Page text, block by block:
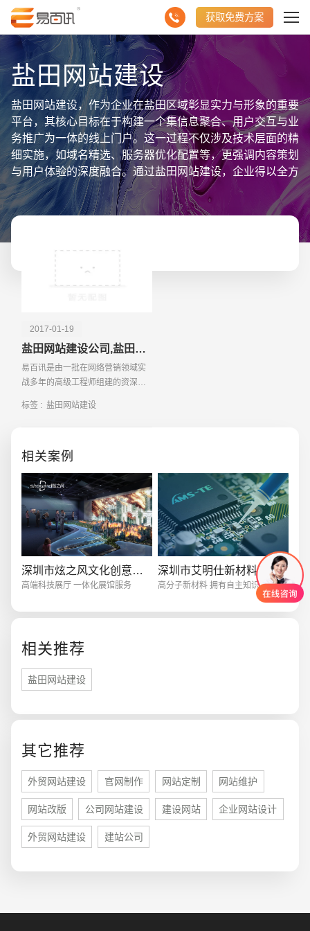
获取免费方案
盐田网站建设
盐田网站建设，作为企业在盐田区域彰显实力与形象的重要
平台，其核心目标在于构建一个集信息聚合、用户交互与业
务推广为一体的线上门户。这一过程不仅涉及技术层面的精
细实施，如域名精选、服务器优化配置等，更强调内容策划
与用户体验的深度融合。通过盐田网站建设，企业得以全方
位、多角度地展示产品信息、服务详情、行业动态以及盐田
地区的独特魅力，为访客开辟一条便捷、高效的信息获取通
道。同时，网站设计兼顾视觉美感与实用性，旨在塑造并传
SEO优化、移动端适配等关键因素，以提升搜索引擎排
名，满足多终端访问需求，进而吸引更多潜在客户，助力企
业在盐田地区乃至更广泛的市场中实现业务的蓬勃发展与品
2017-01-19
盐田网站建设公司,盐田网页设计制作开发网络公司
易百讯是由一批在网络营销领域实
战多年的高级工程师组建的资深技
方位的网络营销解决方案，提供较
标签 : 盐田网站建设
相关案例
深圳市炫之风文化创意有限公司
高端科技展厅 一体化展馆服务
深圳市艾明仕新材料有限公司
高分子新材料 拥有自主知识产权
相关推荐
盐田网站建设
其它推荐
外贸网站建设 官网制作 网站定制 网站维护
网站改版 公司网站建设 建设网站 企业网站设计
外贸网站建设 建站公司
请输入您的公司名称
电话
电商及系统平台开发 · 微信小程序开发 · 年度